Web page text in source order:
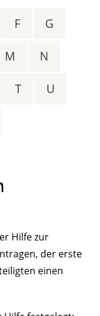
F G
M N
T U
Hilfe zur
der erste
einen